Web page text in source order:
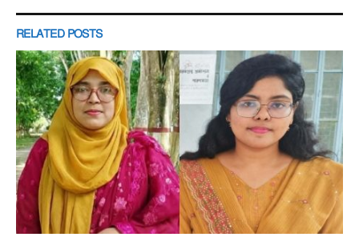
RELATED POSTS